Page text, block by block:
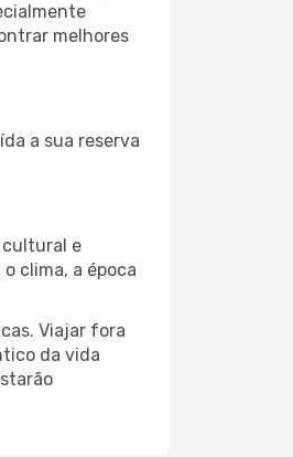
melhores
a sua reserva
cultural e
clima, a época
Viajar fora
da vida